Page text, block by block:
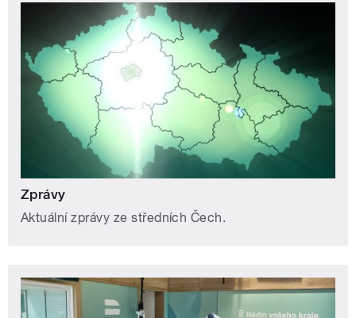
Zprávy
Aktuální zprávy ze středních Čech.